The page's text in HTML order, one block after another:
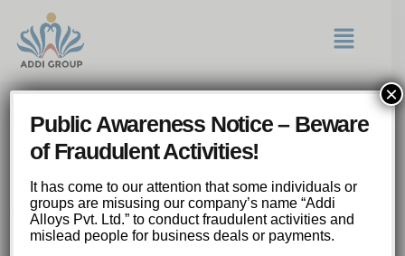
Официальный сайт Атом
Казино – вход и управление
аккаунтом
Public Awareness Notice – Beware
of Fraudulent Activities!
It has come to our attention that some individuals or
groups are misusing our company’s name “Addi
Alloys Pvt. Ltd.” to conduct fraudulent activities and
mislead people for business deals or payments.
×